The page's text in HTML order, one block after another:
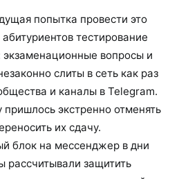
попытка провести это
тестирование
экзаменационные вопросы и
слиты в сеть как раз
и каналы в Telegram.
пришлось экстренно отменять
их сдачу.
блок на мессенджер в дни
рассчитывали защитить